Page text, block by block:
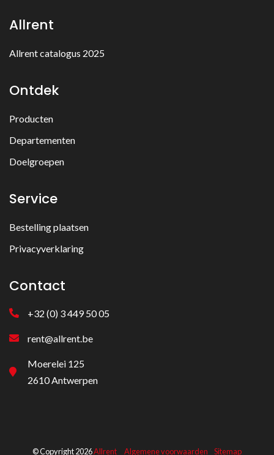
Allrent
Allrent catalogus 2025
Ontdek
Producten
Departementen
Doelgroepen
Service
Bestelling plaatsen
Privacyverklaring
Contact
+32 (0) 3 449 50 05
rent@allrent.be
Moerelei 125
2610 Antwerpen
© Copyright 2026Allrent Algemene voorwaarden Sitemap